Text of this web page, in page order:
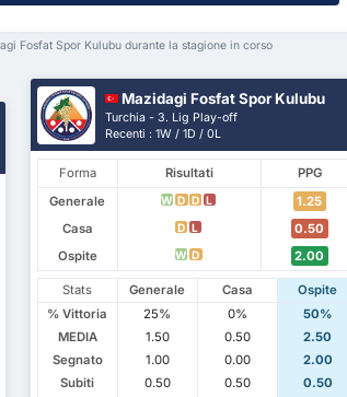
Fosfat Spor Kulubu durante la stagione in corso
Mazidagi Fosfat Spor Kulubu
Turchia - 3. Lig Play-off
Recenti : 1W / 1D / 0L
Forma Risultati
PPG
Generale
W D D L
1.25
Casa
D L
0.50
Ospite
W D 2.00
Stats Generale Casa
Ospite
% Vittoria
25% 0%
50%
MEDIA
1.50 0.50
2.50
Segnato
1.00 0.00
2.00
Subiti
0.50 0.50
0.50